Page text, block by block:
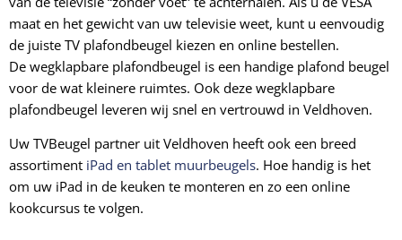
maat en het gewicht van uw televisie weet, kunt u eenvoudig
de juiste TV plafondbeugel kiezen en online bestellen.
De wegklapbare plafondbeugel is een handige plafond beugel
voor de wat kleinere ruimtes. Ook deze wegklapbare
plafondbeugel leveren wij snel en vertrouwd in Veldhoven.
Uw TVBeugel partner uit Veldhoven heeft ook een breed
assortiment iPad en tablet muurbeugels. Hoe handig is het
om uw iPad in de keuken te monteren en zo een online
kookcursus te volgen.